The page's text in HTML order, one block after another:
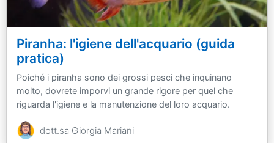
Piranha: l'igiene dell'acquario (guida
pratica)
Poiché i piranha sono dei grossi pesci che inquinano
molto, dovrete imporvi un grande rigore per quel che
riguarda l'igiene e la manutenzione del loro acquario.
dott.sa Giorgia Mariani